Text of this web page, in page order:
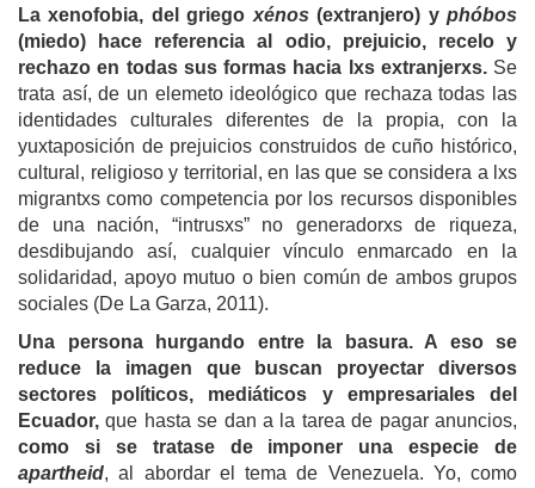
La xenofobia, del griego xénos (extranjero) yphóbos
(miedo) hace referencia al odio, prejuicio, recelo y
rechazo en todas sus formas hacia lxs extranjerxs. Se
trata así, de un elemeto ideológico que rechaza todas las
identidades culturales diferentes de la propia, con la
yuxtaposición de prejuicios construidos de cuño histórico,
cultural, religioso y territorial, en las que se considera a lxs
migrantxs como competencia por los recursos disponibles
de una nación, “intrusxs” no generadorxs de riqueza,
desdibujando así, cualquier vínculo enmarcado en la
solidaridad, apoyo mutuo o bien común de ambos grupos
sociales (De La Garza, 2011).
Una persona hurgando entre la basura. A eso se
reduce la imagen que buscan proyectar diversos
sectores políticos, mediáticos y empresariales del
Ecuador, que hasta se dan a la tarea de pagar anuncios,
como si se tratase de imponer una especie de
apartheid, al abordar el tema de Venezuela. Yo, como